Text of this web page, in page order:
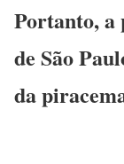
Portanto, a
de São
da